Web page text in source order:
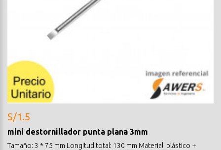
S/1.5
mini destornillador punta plana 3mm
Tamaño: 3 * 75 mm Longitud total: 130 mm Material: plástico +